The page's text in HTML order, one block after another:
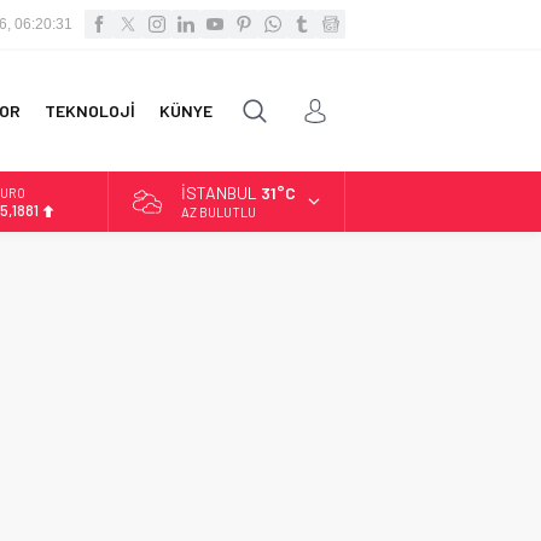
06:20:31
TEKNOLOJİ KÜNYE
İSTANBUL 31°C
AZ BULUTLU